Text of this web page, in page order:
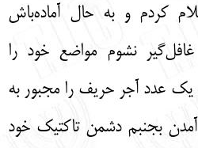
کردم و به حال آماده‌باش
نشوم مواضع خود را
یک عدد آجر حریف را مجبور به
بجنبم دشمن تاکتیک خود